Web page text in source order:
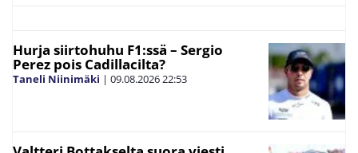
Hurja siirtohuhu F1:ssä – Sergio
Perez pois Cadillacilta?
Taneli Niinimäki | 09.08.202622:53